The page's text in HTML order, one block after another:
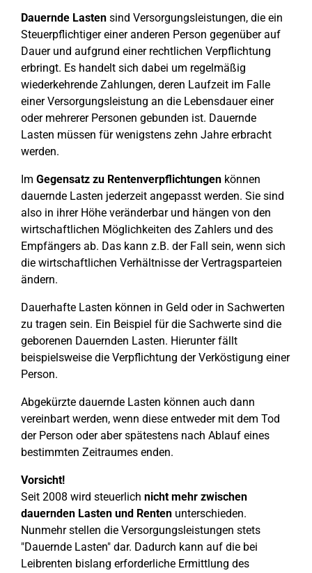
Dauernde Lasten sind Versorgungsleistungen, die ein
Steuerpflichtiger einer anderen Person gegenüber auf
Dauer und aufgrund einer rechtlichen Verpflichtung
erbringt. Es handelt sich dabei um regelmäßig
wiederkehrende Zahlungen, deren Laufzeit im Falle
einer Versorgungsleistung an die Lebensdauer einer
oder mehrerer Personen gebunden ist. Dauernde
Lasten müssen für wenigstens zehn Jahre erbracht
werden.
Im Gegensatz zu Rentenverpflichtungen können
dauernde Lasten jederzeit angepasst werden. Sie sind
also in ihrer Höhe veränderbar und hängen von den
wirtschaftlichen Möglichkeiten des Zahlers und des
Empfängers ab. Das kann z.B. der Fall sein, wenn sich
die wirtschaftlichen Verhältnisse der Vertragsparteien
ändern.
Dauerhafte Lasten können in Geld oder in Sachwerten
zu tragen sein. Ein Beispiel für die Sachwerte sind die
geborenen Dauernden Lasten. Hierunter fällt
beispielsweise die Verpflichtung der Verköstigung einer
Person.
Abgekürzte dauernde Lasten können auch dann
vereinbart werden, wenn diese entweder mit dem Tod
der Person oder aber spätestens nach Ablauf eines
bestimmten Zeitraumes enden.
Vorsicht!
Seit 2008 wird steuerlich nicht mehr zwischen
dauernden Lasten und Renten unterschieden.
Nunmehr stellen die Versorgungsleistungen stets
"Dauernde Lasten" dar. Dadurch kann auf die bei
Leibrenten bislang erforderliche Ermittlung des